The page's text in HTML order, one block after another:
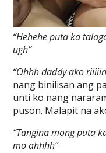
“Hehehe puta ka
ugh”
“Ohhh daddy ako
nang binilisan ang
unti ko nang
puson. Malapit na
“Tangina mong puta
mo ahhhh”